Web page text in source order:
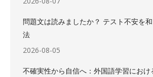
問題文は読みましたか？ テスト不安を
法
2026-08-05
不確実性から自信へ：外国語学習におけ